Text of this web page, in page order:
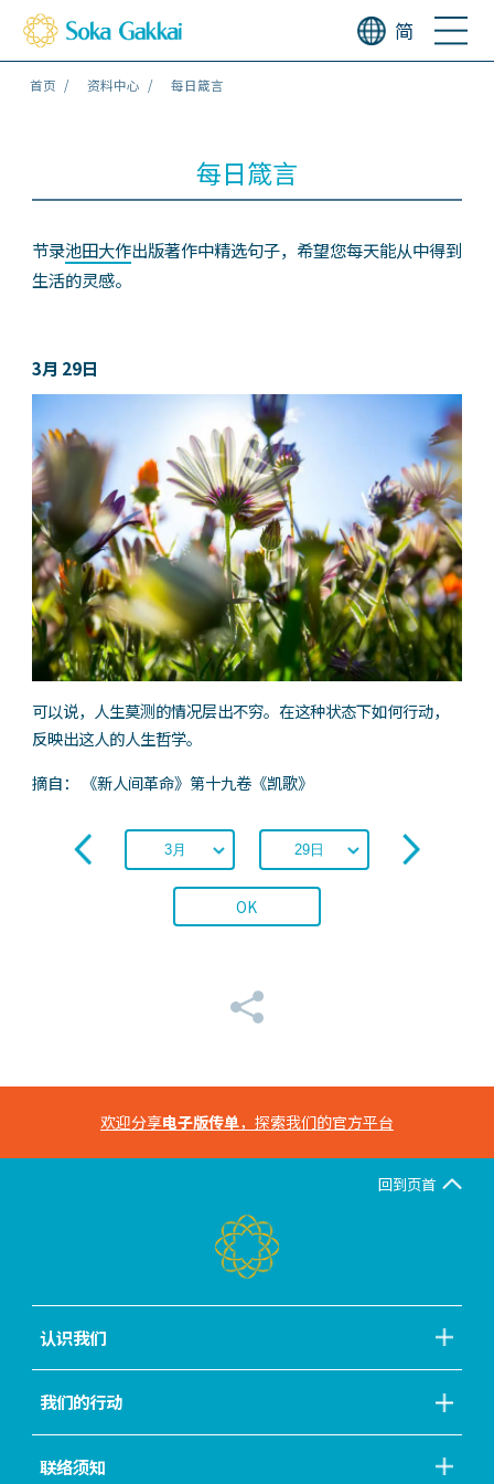
简
首页 资料中心 每日箴言
每日箴言
节录池田大作出版著作中精选句子，希望您每天能从中得到
生活的灵感。
3月 29日
可以说，人生莫测的情况层出不穷。在这种状态下如何行动，
反映出这人的人生哲学。
摘自： 《新人间革命》第十九卷《凯歌》
OK
欢迎分享电子版传单，探索我们的官方平台
回到页首
认识我们
我们的行动
联络须知